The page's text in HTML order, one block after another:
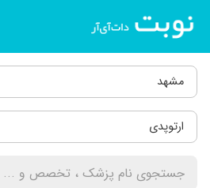
مشهد
ارتوپدی